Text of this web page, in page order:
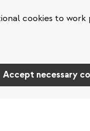
cookies to
Accept necessary